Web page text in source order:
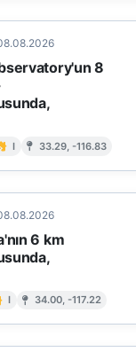
8
I 33.29, -116.83
6 km
I 34.00, -117.22